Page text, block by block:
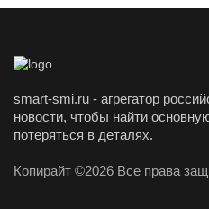
smart-smi.ru - агрегатор
новости, чтобы найти
потеряться в деталях.
Копирайт ©2026 Все права